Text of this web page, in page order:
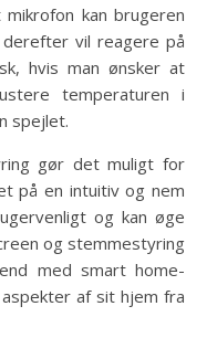
kan brugeren
vil reagere på
hvis man ønsker at
temperaturen i
spejlet.
gør det muligt for
på en intuitiv og nem
og kan øge
og stemmestyring
med smart home-
af sit hjem fra